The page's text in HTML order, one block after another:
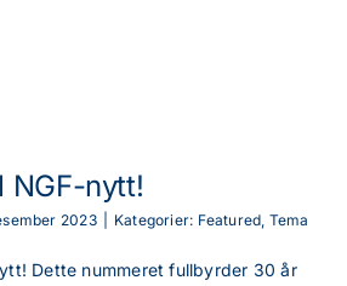
NGF-nytt!
2023 Kategorier: Featured, Tema
Dette nummeret fullbyrder 30 år